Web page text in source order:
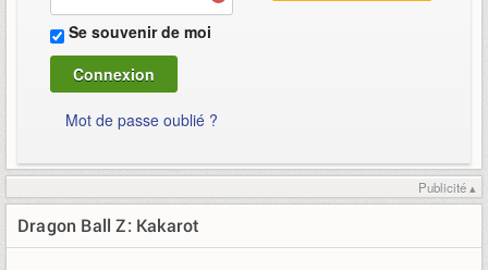
Se souvenir de moi
Mot de passe oublié ?
Publicité ▴
Dragon Ball Z: Kakarot